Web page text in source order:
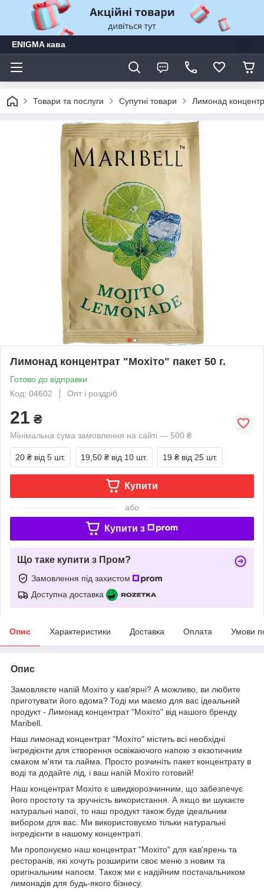
ENIGMA кава
Товари та послуги Супутні товари Лимонад
Лимонад концентрат "Мохіто" пакет 50 г.
Готово до відправки
Код: 04602
Опт і роздріб
21 ₴
Мінімальна сума замовлення на сайті — 500 ₴
20 ₴ від 5 шт. 19,50 ₴ від 10 шт. 19 ₴ від 25 шт.
Купити
або
Купити з
Що таке купити з Пром?
Замовлення під захистом
Доступна доставка
Опис Характеристики Доставка Оплата Умови
Опис
Замовляєте напій Мохіто у кав'ярні? А можливо, ви любите
приготувати його вдома? Тоді ми маємо для вас ідеальний
продукт - Лимонад концентрат "Мохіто" від нашого бренду
Maribell.
Наш лимонад концентрат "Мохіто" містить всі необхідні
інгредієнти для створення освіжаючого напою з екзотичним
смаком м'яти та лайма. Просто розчиніть пакет концентрату в
воді та додайте лід, і ваш напій Мохіто готовий!
Наш концентрат Мохіто є швидкорозчинним, що забезпечує
його простоту та зручність використання. А якщо ви шукаєте
натуральні напої, то наш продукт також буде ідеальним
вибором для вас. Ми використовуємо тільки натуральні
інгредієнти в нашому концентраті.
Ми пропонуємо наш концентрат "Мохіто" для кав'ярень та
ресторанів, які хочуть розширити своє меню з новим та
оригінальним напоєм. Також ми є надійним постачальником
лимонадів для будь-якого бізнесу.